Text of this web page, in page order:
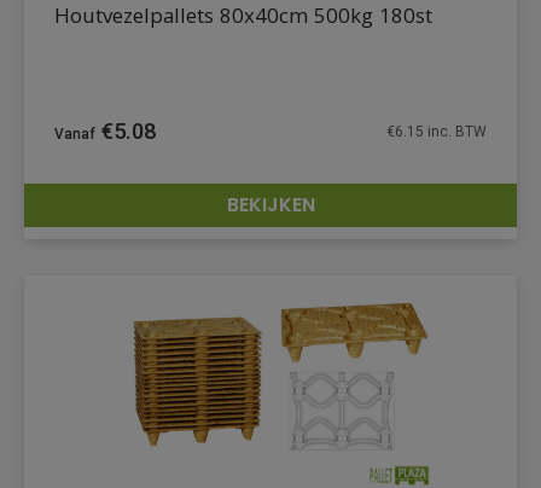
DETAILS
Houtvezelpallets 80x40cm 500kg 180st
€5.08 €6.15 inc. BTW
BEKIJKEN